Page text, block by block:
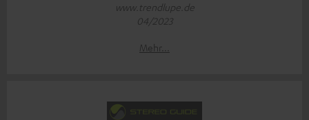
www.trendlupe.de
04/2023
Mehr...